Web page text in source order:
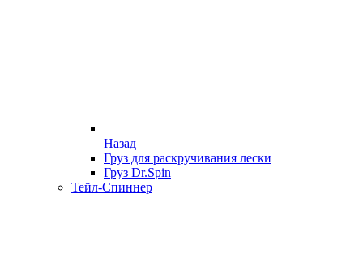
Назад
Груз для раскручивания лески
Груз Dr.Spin
Тейл-Спиннер